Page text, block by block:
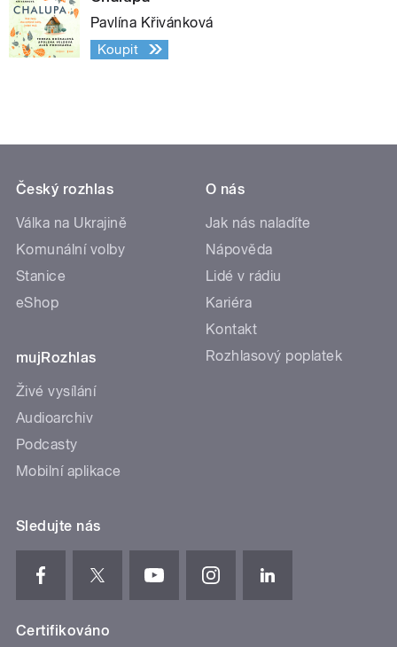
Pavlína Křivánková
Koupit
Český rozhlas
Válka na Ukrajině
Komunální volby
Stanice
eShop
mujRozhlas
Živé vysílání
Audioarchiv
Podcasty
Mobilní aplikace
O nás
Jak nás naladíte
Nápověda
Lidé v rádiu
Kariéra
Kontakt
Rozhlasový poplatek
Sledujte nás
Certifikováno